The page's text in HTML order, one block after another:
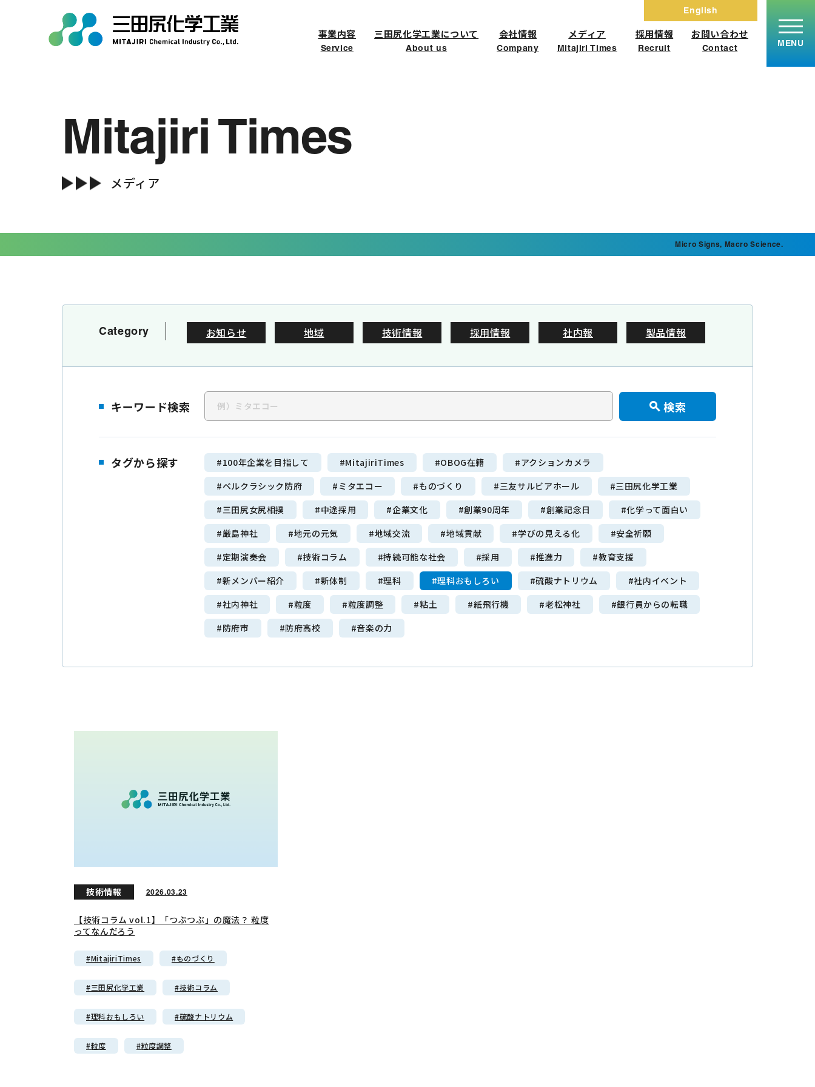
English
事業内容
Service
三田尻化学工業について
About us
会社情報
Company
メディア
Mitajiri Times
採用情報
Recruit
お問い合わせ
Contact MENU
トップ
Top
事業内容
Service
無機化学品
About us
企業理念
エントリーフォーム
サイトマップ
Mail 0835-22-3311
受付時間：平日 8:00 ～ 17:00
Mitajiri Times
メディア
Micro Signs, Macro Science.
Category お知らせ 地域 技術情報 採用情報 社内報 製品情報
キーワード検索
検
索
ー
ド
検索
タグから探す #100年企業を目指して #MitajiriTimes #OBOG在籍
#アクションカメラ
#ベルクラシック防府
#ミタエコー #ものづくり #三友サルビアホール
#三田尻化学工業
#三田尻女尻相撲
#中途採用 #企業文化 #創業90周年 #創業記念日
#化学って面白い
#厳島神社
#地元の元気 #地域交流 #地域貢献 #学びの見える化
#安全祈願
#定期演奏会
#技術コラム #持続可能な社会 #採用 #推進力
#教育支援
#新メンバー紹介
#新体制 #理科 #理科おもしろい #硫酸ナトリウム
#社内イベント
#社内神社
#粒度 #粒度調整 #粘土 #紙飛行機 #老松神社
#銀行員からの転職
#防府市
#防府高校 #音楽の力
技術情報 2026.03.23
【技術コラム vol.1】「つぶつぶ」の魔法？ 粒度
ってなんだろう
#MitajiriTimes #ものづくり
#三田尻化学工業 #技術コラム
#理科おもしろい #硫酸ナトリウム
#粒度 #粒度調整